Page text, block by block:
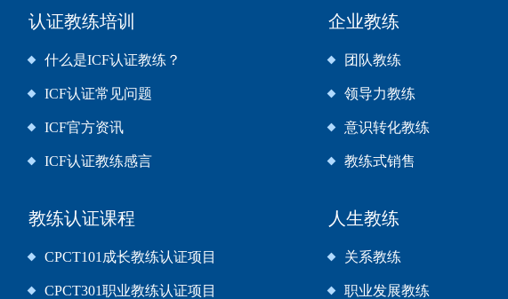
认证教练培训
什么是ICF认证教练？
ICF认证常见问题
ICF官方资讯
ICF认证教练感言
教练认证课程
CPCT101成长教练认证项目
CPCT301职业教练认证项目
企业教练
团队教练
领导力教练
意识转化教练
教练式销售
人生教练
关系教练
职业发展教练